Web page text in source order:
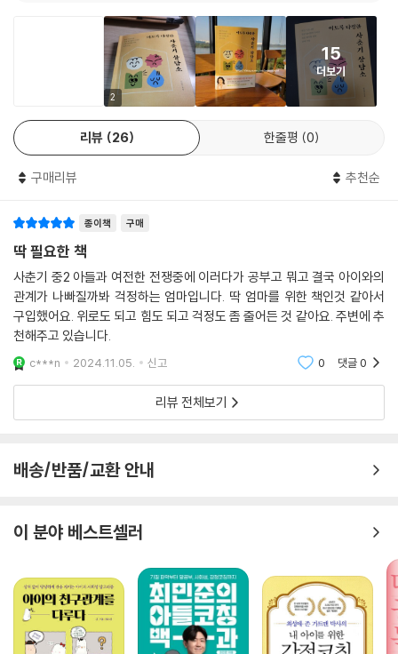
보이는 힘에 민감한 시기 | 하기 싫은 운동을 시킬 때도 비교하는 말은 금물
외모를 뛰어넘는 자신감을 만들어주자
재능을 찾아주는 엄마의 말 | “너는 충분히 가치 있는 아이야”
다 키웠으니 육아가 끝났다고 생각하는 엄마들에게
아이의 몸집과 성장은 비례하지 않는다 | 정신적 성장까지가 엄마의 육아
영역
4장 사춘기는 제2의 유아기다 _사춘기의 스트레스
우리 애는 공부 스트레스 없어요
내가 아들을 국제학교에 보낸 이유 | 피할 수 없었던 서열화와 의외의 복병
| 공부 스트레스를 해결하는 3가지 방법
늦은 밤 아파트 단지를 도는 엄마의 스트레스
아이와 대화가 잘될수록 스트레스가 적다 | 가감 없이 감정을 전달하는 연
습
엄마의 말이 잔소리가 되지 않으려면
솔선수범, 어렵지만 해볼 만한 과제 | 집은 잔소리하는 공간이 아니다
아들의 일기장을 훔쳐본 날
“다 너 잘되라고 하는 이야기야” | 내 욕구를 강요하고 있는 건 아닌지 살
애착을 점검할 수 있는 마지막 시기
영유아기에 생긴 감정의 구멍 | 엄마의 양육이 잘못된 게 아니다
사춘기를 바라보는 새로운 관점
아무리 발달이론을 속속들이 알고 사춘기 아이를 대하는 실용적인 팁을 알
아도 실생활에서 아이를 변화시키는 것은 쉽지 않다. 엄마의 마음이 닫혀
있는 상태에서는 아이의 마음도 열 수 없기 때문이다. 이 책이 사춘기 엄마
의 마음을 먼저 위로하는 이유다.
그다음에는 사춘기 아이를 바라보는 시선을 바꿀 것을 제안한다. ‘다 큰 아
넓은 사춘기의 강을 현명하게 건널 수 있다고 말한다. 다시 말해 “사춘기는
제2의 유아기”라는 시각이다. 사춘기는 유아기 때 생긴 애착의 구멍을 메
울 수 있는 마지막 시기이며, 사춘기 때 자주 나타나는 짜증과 분노는 유아
기의 모습과 닮았기 때문이다. 다 컸는데 ‘왜 이런 기본적인 것도 모를
까?’라고 생각하면 아이와의 갈등은 깊어만 간다. “엄마, 저는 아직 몸과
마음이 자라고 있어요”, “저 좀 이해해주세요”, “저 괜찮은 아이예요”라고
외치는 아이의 속마음을 들을 줄 알아야 한다. 아이의 정신적 성숙까지 엄
마의 역할에 속한다는 사실을 인식하고, 여전히 애정과 인정을 갈구하는
사춘기 자녀에게 한결같은 사랑과 지지를 보내줄 때, 이 시기를 보다 편안
하게 헤쳐 나갈 수 있을 것이다.
또 한 가지 강조하는 엄마의 태도는 인내심이다. 아이의 문제행동을 참고
기다리라는 한정된 의미가 아니라, 스스로 부족한 엄마임을 인정하고 성장
만 너를 기다려주려고 해”, “엄마는 네가 이렇게 행동하면 불안해”라고 진
방적인 인내는 자기희생이 되어 엄마의 마음에 상처로 남으며, 이후 부모
자녀 간 관계에 걸림돌이 되기 때문이다.
말 한마디와 다정한 마음으로 만드는
2
15
더보기
리뷰 26 한줄평 0
구매리뷰 추천순
종이책 구매
딱 필요한 책
사춘기 중2 아들과 여전한 전쟁중에 이러다가 공부고 뭐고 결국 아이와의
관계가 나빠질까봐 걱정하는 엄마입니다. 딱 엄마를 위한 책인것 같아서
구입했어요. 위로도 되고 힘도 되고 걱정도 좀 줄어든 것 같아요. 주변에 추
천해주고 있습니다.
c***n 2024.11.05. 신고 0 댓글0
리뷰 전체보기
배송/반품/교환 안내
이 분야 베스트셀러